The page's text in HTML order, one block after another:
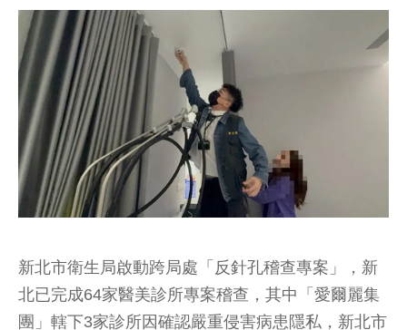
新北市衛生局啟動跨局處「反針孔稽查專案」，新
北已完成64家醫美診所專案稽查，其中「愛爾麗集
團」轄下3家診所因確認嚴重侵害病患隱私，新北市